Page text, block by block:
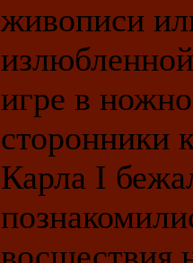
живописи
игре в
сторонники
Карла I